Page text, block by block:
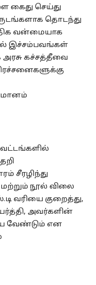
கைது செய்து
தொடந்து
வன்மையாக
இச்சம்பவங்கள்
கச்சத்தீவை
சீரழிந்து
நூல் விலை
வரியை குறைத்து,
அவர்களின்
வேண்டும் என